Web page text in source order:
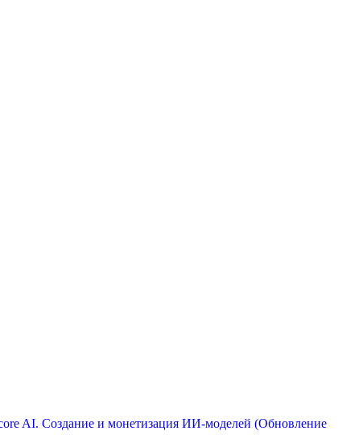
AI. Создание и монетизация ИИ-моделей (Обновление